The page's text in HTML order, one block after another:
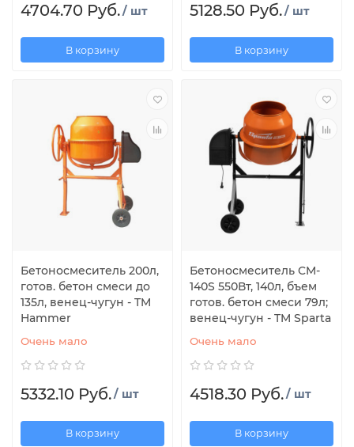
4704.70 Руб./ шт
В корзину
5128.50 Руб./ шт
В корзину
Бетоносмеситель 200л,
готов. бетон смеси до
135л, венец-чугун - TM
Hammer
Очень мало
5332.10 Руб./ шт
В корзину
Бетоносмеситель CM-
140S 550Вт, 140л, бъем
готов. бетон смеси 79л;
венец-чугун - TM Sparta
Очень мало
4518.30 Руб./ шт
В корзину